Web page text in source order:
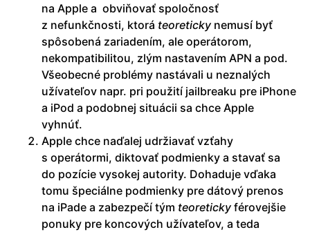
na Apple a obviňovať spoločnosť
z nefunkčnosti, ktorá teoreticky nemusí byť
spôsobená zariadením, ale operátorom,
nekompatibilitou, zlým nastavením APN a pod.
Všeobecné problémy nastávali u neznalých
užívateľov napr. pri použití jailbreaku pre iPhone
a iPod a podobnej situácii sa chce Apple
vyhnúť.
Apple chce naďalej udržiavať vzťahy
s operátormi, diktovať podmienky a stavať sa
do pozície vysokej autority. Dohaduje vďaka
tomu špeciálne podmienky pre dátový prenos
na iPade a zabezpečí tým teoreticky férovejšie
ponuky pre koncových užívateľov, a teda